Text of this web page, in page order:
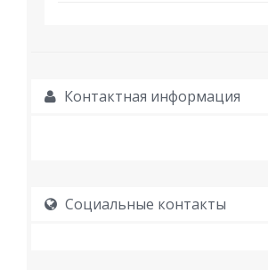
Контактная информация
Социальные контакты